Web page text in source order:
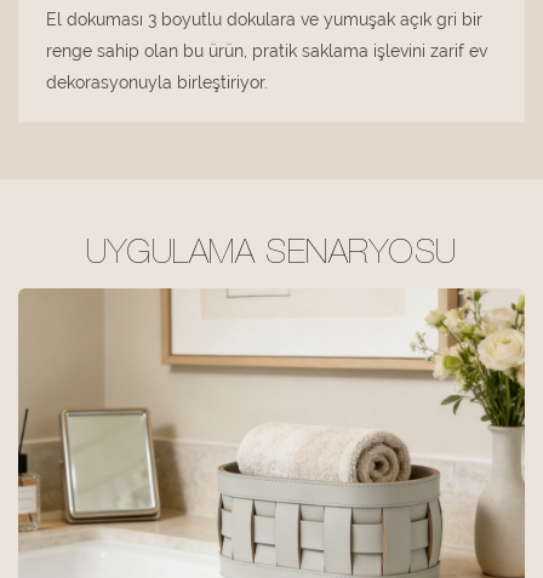
El dokuması 3 boyutlu dokulara ve yumuşak açık gri bir
renge sahip olan bu ürün, pratik saklama işlevini zarif ev
dekorasyonuyla birleştiriyor.
UYGULAMA SENARYOSU